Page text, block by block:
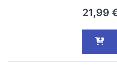
21,99